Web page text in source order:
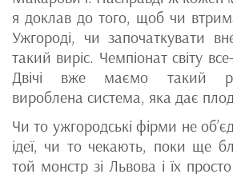
я доклав до того, щоб чи
Ужгороді, чи започаткувати
такий виріс. Чемпіонат світу
Двічі вже маємо такий
вироблена система, яка дає
Чи то ужгородські фірми не
ідеї, чи то чекають, поки ще
той монстр зі Львова і їх